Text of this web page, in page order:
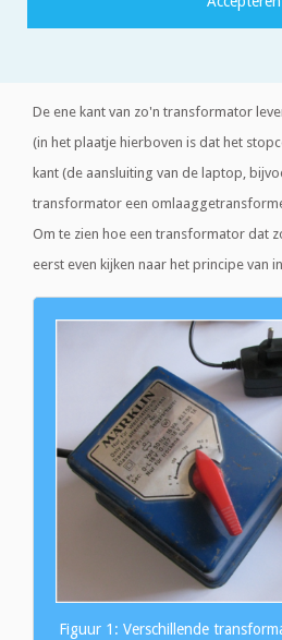
zetten in een hogere of lagere
De ene kant van zo'n transformator
(in het plaatje hierboven is dat het
kant (de aansluiting van de laptop,
transformator een
Om te zien hoe een transformator dat
eerst even kijken naar het principe van
Figuur 1: Verschillende